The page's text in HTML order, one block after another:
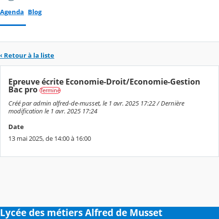
Agenda Blog
‹ Retour à la liste
Epreuve écrite Economie-Droit/Economie-Gestion
Bac pro Terminé
Créé par admin alfred-de-musset, le 1 avr. 2025 17:22 / Dernière
modification le 1 avr. 2025 17:24
Date
13 mai 2025, de 14:00 à 16:00
Lycée des métiers Alfred de Musset